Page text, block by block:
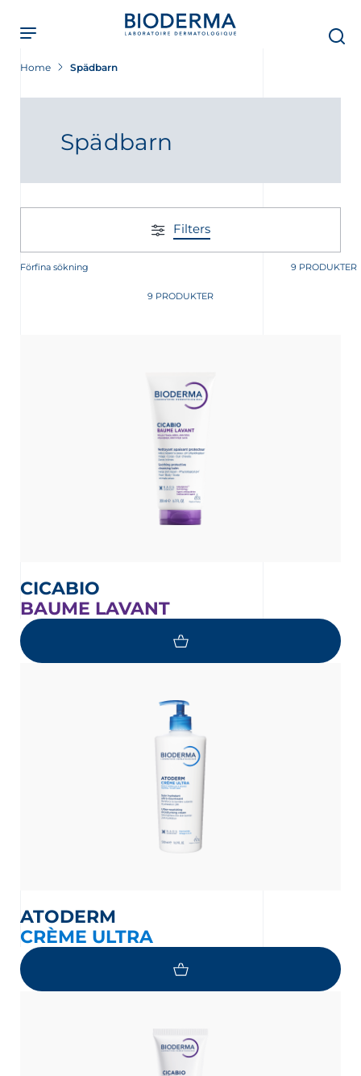
main
content
Home Spädbarn
Spädbarn
Filters
Förfina sökning 9 PRODUKTER
9 PRODUKTER
CICABIO
BAUME LAVANT
ATODERM
CRÈME ULTRA